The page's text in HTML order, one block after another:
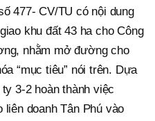
477- CV/TU có nội dung
khu đất 43 ha cho Công
nhằm mở đường cho
“mục tiêu” nói trên. Dựa
3-2 hoàn thành việc
doanh Tân Phú vào